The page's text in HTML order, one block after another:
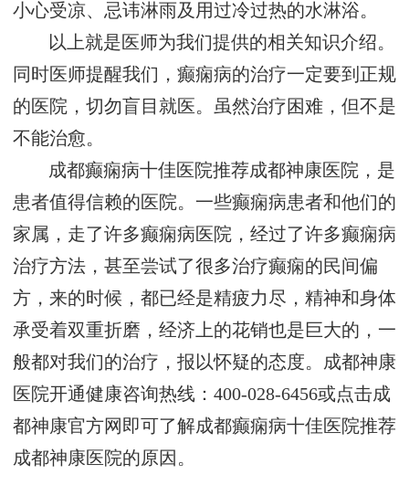
小心受凉、忌讳淋雨及用过冷过热的水淋浴。
以上就是医师为我们提供的相关知识介绍。
同时医师提醒我们，癫痫病的治疗一定要到正规
的医院，切勿盲目就医。虽然治疗困难，但不是
不能治愈。
成都癫痫病十佳医院推荐成都神康医院，是
患者值得信赖的医院。一些癫痫病患者和他们的
家属，走了许多癫痫病医院，经过了许多癫痫病
治疗方法，甚至尝试了很多治疗癫痫的民间偏
方，来的时候，都已经是精疲力尽，精神和身体
承受着双重折磨，经济上的花销也是巨大的，一
般都对我们的治疗，报以怀疑的态度。成都神康
医院开通健康咨询热线：400-028-6456或点击成
都神康官方网即可了解成都癫痫病十佳医院推荐
成都神康医院的原因。